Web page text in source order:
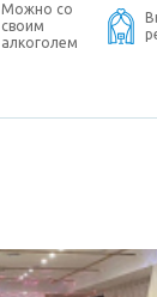
Можно со
своим
алкоголем